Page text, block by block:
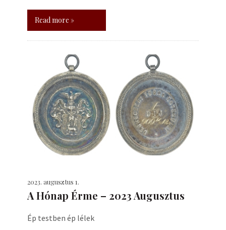
Read more »
2023. augusztus 1.
A Hónap Érme – 2023 Augusztus
Ép testben ép lélek